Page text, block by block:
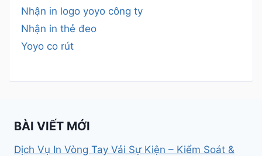
Nhận in logo yoyo công ty
Nhận in thẻ đeo
Yoyo co rút
BÀI VIẾT MỚI
Dịch Vụ In Vòng Tay Vải Sự Kiện – Kiểm Soát &